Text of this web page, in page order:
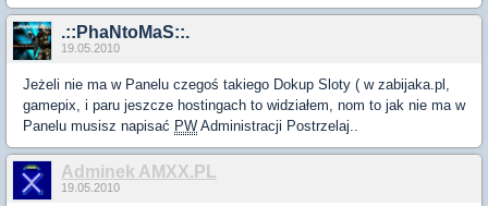
.::PhaNtoMaS::.
19.05.2010
Jeżeli nie ma w Panelu czegoś takiego Dokup Sloty ( w zabijaka.pl,
gamepix, i paru jeszcze hostingach to widziałem, nom to jak nie ma w
Panelu musisz napisać PW Administracji Postrzelaj..
Adminek AMXX.PL
19.05.2010